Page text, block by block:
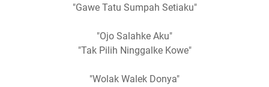
"Gawe Tatu Sumpah Setiaku"
"Ojo Salahke Aku"
"Tak Pilih Ninggalke Kowe"
"Wolak Walek Donya"